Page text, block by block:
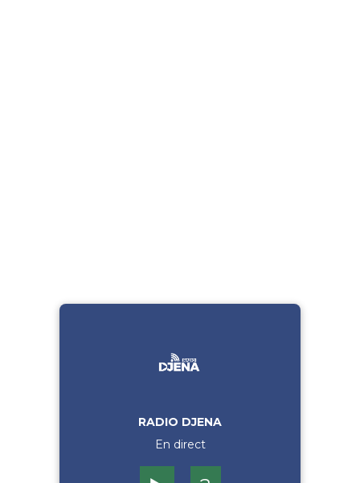
RADIO DJENA
En direct